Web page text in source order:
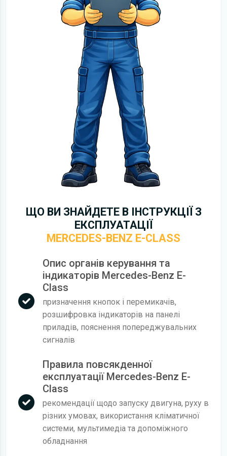
ЩО ВИ ЗНАЙДЕТЕ В ІНСТРУКЦІЇ З
ЕКСПЛУАТАЦІЇ
MERCEDES-BENZ E-CLASS
Опис органів керування та
індикаторів Mercedes-Benz E-
Class
призначення кнопок і перемикачів,
розшифровка індикаторів на панелі
приладів, пояснення попереджувальних
сигналів
Правила повсякденної
експлуатації Mercedes-Benz E-
Class
рекомендації щодо запуску двигуна, руху в
різних умовах, використання кліматичної
системи, мультимедіа та допоміжного
обладнання